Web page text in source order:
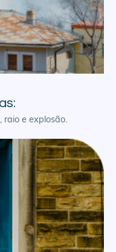
e explosão.